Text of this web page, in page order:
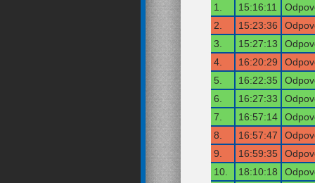
1.
15:16:11
2.
15:23:36
3.
15:27:13
4.
16:20:29
5.
16:22:35
6.
16:27:33
7.
16:57:14
8.
16:57:47
9.
16:59:35
10.
18:10:18